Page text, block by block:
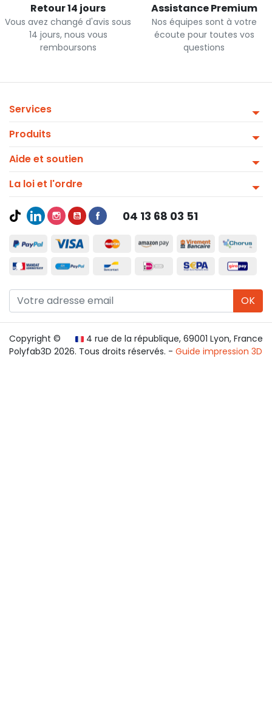
Retour 14 jours
Vous avez changé d'avis sous
14 jours, nous vous
remboursons
Assistance Premium
Nos équipes sont à votre
écoute pour toutes vos
questions
Services
Produits
Aide et soutien
La loi et l'ordre
04 13 68 03 51
OK
4 rue de la république, 69001 Lyon, France
Copyright ©
Polyfab3D 2026. Tous droits réservés. - Guide impression 3D